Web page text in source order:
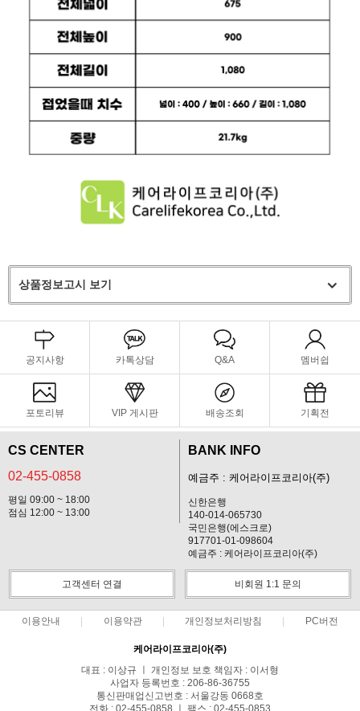
상품정보고시 보기
공지사항 카톡상담 Q&A 멤버쉽
포토리뷰 VIP 게시판 배송조회 기획전
CS CENTER
02-455-0858
평일 09:00 ~ 18:00
점심 12:00 ~ 13:00
BANK INFO
예금주 : 케어라이프코리아(주)
신한은행
140-014-065730
국민은행(에스크로)
917701-01-098604
예금주 : 케어라이프코리아(주)
고객센터 연결 비회원 1:1 문의
이용안내 이용약관 개인정보처리방침 PC버전
케어라이프코리아(주)
대표 : 이상규 ㅣ 개인정보 보호 책임자 : 이서형
사업자 등록번호 : 206-86-36755
통신판매업신고번호 : 서울강동 0668호